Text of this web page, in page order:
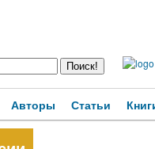
Авторы Статьи